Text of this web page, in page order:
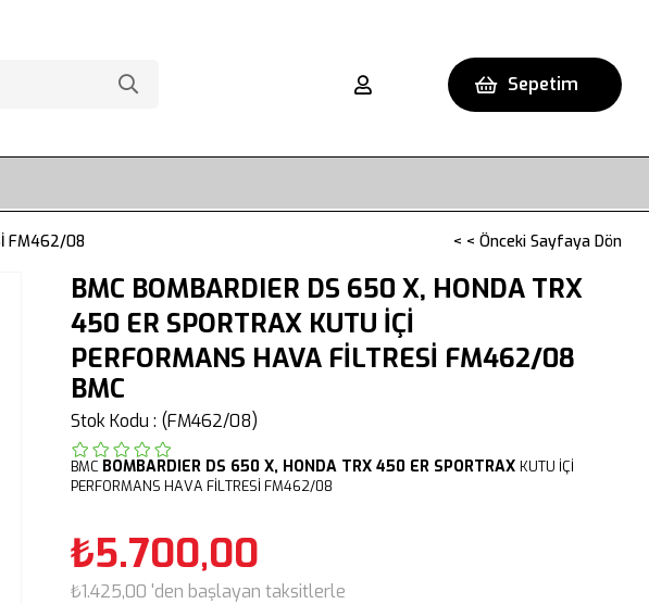
Sepetim
FM462/08 < < Önceki Sayfaya Dön
BMC BOMBARDIER DS 650 X, HONDA TRX
450 ER SPORTRAX KUTU İÇİ
PERFORMANS HAVA FİLTRESİ FM462/08
BMC
Stok Kodu (FM462/08)
BMC BOMBARDIER DS 650 X, HONDA TRX 450 ER SPORTRAX KUTU İÇİ
PERFORMANS HAVA FİLTRESİ FM462/08
₺5.700,00
₺1.425,00 'den başlayan taksitlerle